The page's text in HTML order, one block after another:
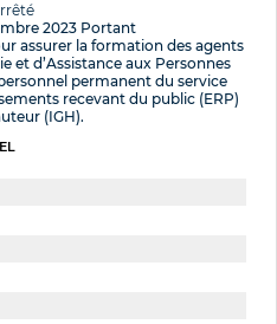
2023 Portant
assurer la formation des agents
et d’Assistance aux Personnes
permanent du service
recevant du public (ERP)
(IGH).